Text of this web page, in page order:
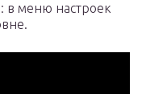
в меню настроек